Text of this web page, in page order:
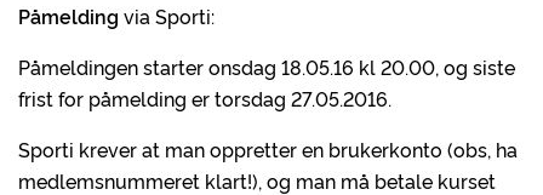
Påmelding via Sporti:
Påmeldingen starter onsdag 18.05.16 kl 20.00, og siste
frist for påmelding er torsdag 27.05.2016.
Sporti krever at man oppretter en brukerkonto (obs, ha
medlemsnummeret klart!), og man må betale kurset